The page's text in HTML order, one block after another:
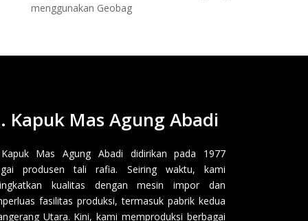
menggunakan Geobag
Kapuk Mas Agung Abadi
Mas Agung Abadi didirikan pada 1977
produsen tali rafia. Seiring waktu, kami
kualitas dengan mesin impor dan
fasilitas produksi, termasuk pabrik kedua
Utara. Kini, kami memproduksi berbagai